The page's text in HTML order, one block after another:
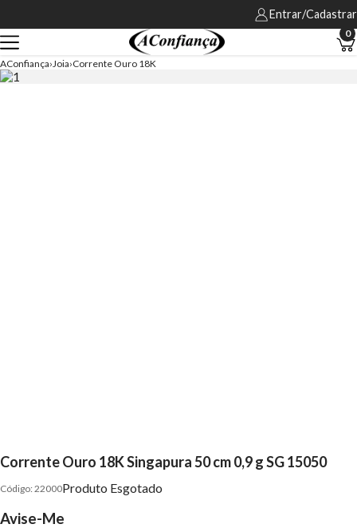
Entrar/Cadastrar
0
AConfiança Joia Corrente Ouro 18K
Corrente Ouro 18K Singapura 50 cm 0,9 g SG 15050
22000Produto Esgotado
Avise-Me